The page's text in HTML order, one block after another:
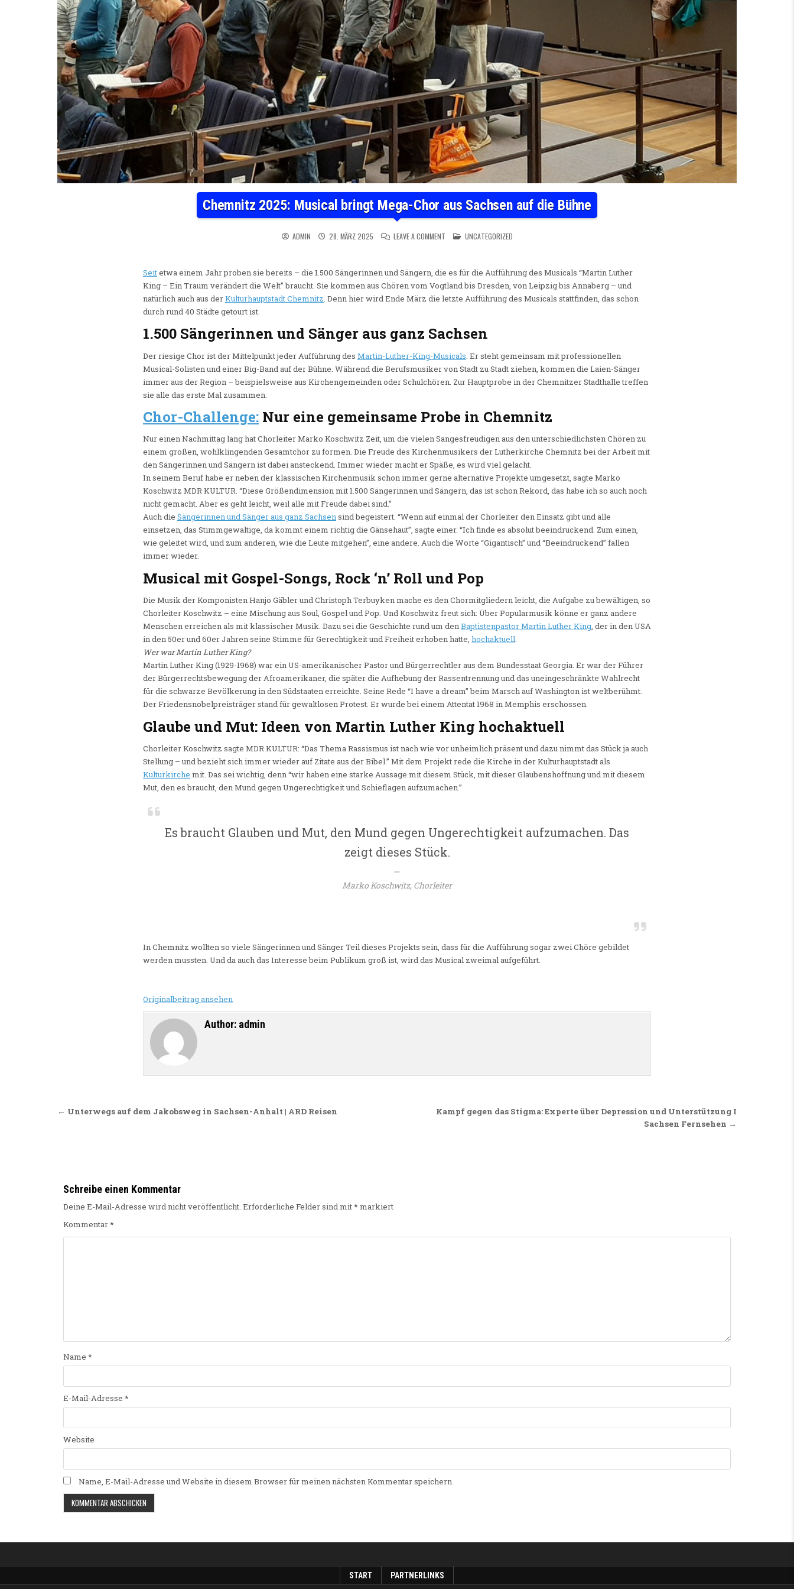
Chemnitz 2025: Musical bringt Mega-Chor aus Sachsen auf die Bühne
ADMIN 28. MÄRZ 2025 LEAVE A COMMENTON CHEMNITZ 2025: MUSICAL BRINGT MEGA-CHOR AUS SACHSEN AUF DIE BÜHNE
POSTED IN
UNCATEGORIZED
Seitetwa einem Jahr proben sie bereits – die 1.500 Sängerinnen und Sängern, die es für die Aufführung des Musicals “Martin Luther
King – Ein Traum verändert die Welt” braucht. Sie kommen aus Chören vom Vogtland bis Dresden, von Leipzig bis Annaberg – und
natürlich auch aus derKulturhauptstadt Chemnitz. Denn hier wird Ende März die letzte Aufführung des Musicals stattfinden, das schon
durch rund 40 Städte getourt ist.
1.500 Sängerinnen und Sänger aus ganz Sachsen
Der riesige Chor ist der Mittelpunkt jeder Aufführung des Martin-Luther-King-Musicals. Er steht gemeinsam mit professionellen
Musical-Solisten und einer Big-Band auf der Bühne. Während die Berufsmusiker von Stadt zu Stadt ziehen, kommen die Laien-Sänger
immer aus der Region – beispielsweise aus Kirchengemeinden oder Schulchören. Zur Hauptprobe in der Chemnitzer Stadthalle treffen
sie alle das erste Mal zusammen.
Chor-Challenge: Nur eine gemeinsame Probe in Chemnitz
Nur einen Nachmittag lang hat Chorleiter Marko Koschwitz Zeit, um die vielen Sangesfreudigen aus den unterschiedlichsten Chören zu
einem großen, wohlklingenden Gesamtchor zu formen. Die Freude des Kirchenmusikers der Lutherkirche Chemnitz bei der Arbeit mit
den Sängerinnen und Sängern ist dabei ansteckend. Immer wieder macht er Späße, es wird viel gelacht.
In seinem Beruf habe er neben der klassischen Kirchenmusik schon immer gerne alternative Projekte umgesetzt, sagte Marko
Koschwitz MDR KULTUR. “Diese Größendimension mit 1.500 Sängerinnen und Sängern, das ist schon Rekord, das habe ich so auch noch
nicht gemacht. Aber es geht leicht, weil alle mit Freude dabei sind.”
Auch die Sängerinnen und Sänger aus ganz Sachsensind begeistert. “Wenn auf einmal der Chorleiter den Einsatz gibt und alle
einsetzen, das Stimmgewaltige, da kommt einem richtig die Gänsehaut”, sagte einer. “Ich finde es absolut beeindruckend. Zum einen,
wie geleitet wird, und zum anderen, wie die Leute mitgehen”, eine andere. Auch die Worte “Gigantisch” und “Beeindruckend” fallen
immer wieder.
Musical mit Gospel-Songs, Rock ‘n’ Roll und Pop
Die Musik der Komponisten Hanjo Gäbler und Christoph Terbuyken mache es den Chormitgliedern leicht, die Aufgabe zu bewältigen, so
Chorleiter Koschwitz – eine Mischung aus Soul, Gospel und Pop. Und Koschwitz freut sich: Über Popularmusik könne er ganz andere
Menschen erreichen als mit klassischer Musik. Dazu sei die Geschichte rund um denBaptistenpastor Martin Luther King, der in den USA
in den 50er und 60er Jahren seine Stimme für Gerechtigkeit und Freiheit erhoben hatte, hochaktuell.
Wer war Martin Luther King?
Martin Luther King (1929-1968) war ein US-amerikanischer Pastor und Bürgerrechtler aus dem Bundesstaat Georgia. Er war der Führer
der Bürgerrechtsbewegung der Afroamerikaner, die später die Aufhebung der Rassentrennung und das uneingeschränkte Wahlrecht
für die schwarze Bevölkerung in den Südstaaten erreichte. Seine Rede “I have a dream” beim Marsch auf Washington ist weltberühmt.
Der Friedensnobelpreisträger stand für gewaltlosen Protest. Er wurde bei einem Attentat 1968 in Memphis erschossen.
Glaube und Mut: Ideen von Martin Luther King hochaktuell
Chorleiter Koschwitz sagte MDR KULTUR: “Das Thema Rassismus ist nach wie vor unheimlich präsent und dazu nimmt das Stück ja auch
Stellung – und bezieht sich immer wieder auf Zitate aus der Bibel.” Mit dem Projekt rede die Kirche in der Kulturhauptstadt als
Kulturkirche mit. Das sei wichtig, denn “wir haben eine starke Aussage mit diesem Stück, mit dieser Glaubenshoffnung und mit diesem
Mut, den es braucht, den Mund gegen Ungerechtigkeit und Schieflagen aufzumachen.”
Es braucht Glauben und Mut, den Mund gegen Ungerechtigkeit aufzumachen. Das
zeigt dieses Stück.
Marko Koschwitz, Chorleiter
In Chemnitz wollten so viele Sängerinnen und Sänger Teil dieses Projekts sein, dass für die Aufführung sogar zwei Chöre gebildet
werden mussten. Und da auch das Interesse beim Publikum groß ist, wird das Musical zweimal aufgeführt.
Originalbeitrag ansehen
Author: admin
Beitragsnavigation
Kampf gegen das Stigma: Experte über Depression und Unterstützung I
Sachsen Fernsehen →
← Unterwegs auf dem Jakobsweg in Sachsen-Anhalt | ARD Reisen
Schreibe einen Kommentar
Deine E-Mail-Adresse wird nicht veröffentlicht. Erforderliche Felder sind mit* markiert
Kommentar*
Name *
E-Mail-Adresse *
Website
Name, E-Mail-Adresse und Website in diesem Browser für meinen nächsten Kommentar speichern.
START PARTNERLINKS